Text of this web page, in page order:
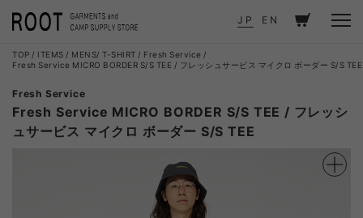
JP EN
TOP ITEMS MENS T-SHIRT
Fresh Service
Fresh Service MICRO BORDER S/S TEE / フレッシュサービス マイクロ ボーダー S/S TEE
Fresh Service
Fresh Service MICRO BORDER S/S TEE / フレッシ
ュサービス マイクロ ボーダー S/S TEE